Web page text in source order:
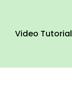
Video Tutorial